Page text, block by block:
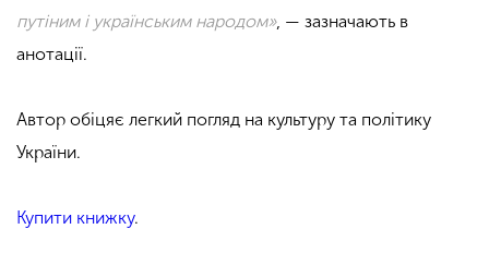
путіним і українським народом», — зазначають в
анотації.
Автор обіцяє легкий погляд на культуру та політику
України.
Купити книжку.